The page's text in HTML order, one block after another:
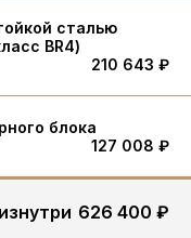
сталью
BR4)
210 643 ₽
блока
127 008 ₽
626 400 ₽